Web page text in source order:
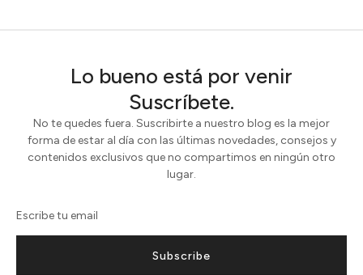
Lo bueno está por venir
Suscríbete.
No te quedes fuera. Suscribirte a nuestro blog es la mejor
forma de estar al día con las últimas novedades, consejos y
contenidos exclusivos que no compartimos en ningún otro
lugar.
Subscribe